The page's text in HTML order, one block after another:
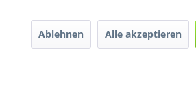
durch DE-ÖKO-009
Ablehnen Alle akzeptieren